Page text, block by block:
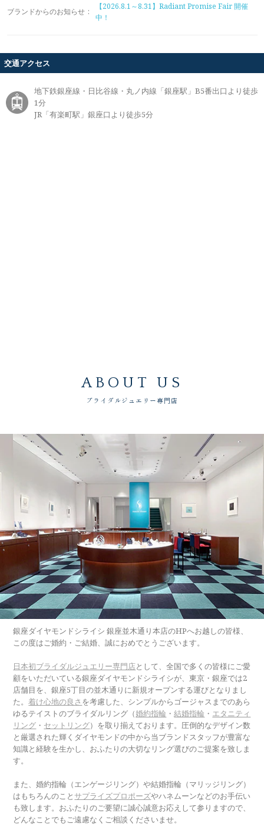
ブランドからのお知らせ :
【2026.8.1～8.31】Radiant Promise Fair 開催
中！
交通アクセス
地下鉄銀座線・日比谷線・丸ノ内線「銀座駅」B5番出口より徒歩
1分
JR「有楽町駅」銀座口より徒歩5分
ABOUT US
ブライダルジュエリー専門店
銀座ダイヤモンドシライシ 銀座並木通り本店のHPへお越しの皆様、
この度はご婚約・ご結婚、誠におめでとうございます。
日本初ブライダルジュエリー専門店として、全国で多くの皆様にご愛
顧をいただいている銀座ダイヤモンドシライシが、東京・銀座では2
店舗目を、銀座5丁目の並木通りに新規オープンする運びとなりまし
た。着け心地の良さ を考慮した、シンプルからゴージャスまでのあら
ゆるテイストのブライダルリング（婚約指輪 ・結婚指輪 ・ エタニティ
リング ・ セットリング）を取り揃えております。圧倒的なデザイン数
と厳選された輝くダイヤモンドの中から当ブランドスタッフが豊富な
知識と経験を生かし、おふたりの大切なリング選びのご提案を致しま
す。
また、婚約指輪（エンゲージリング）や結婚指輪（マリッジリング）
はもちろんのこと サプライズプロポーズやハネムーンなどのお手伝い
も致します。おふたりのご要望に誠心誠意お応えして参りますので、
どんなことでもご遠慮なくご相談くださいませ。